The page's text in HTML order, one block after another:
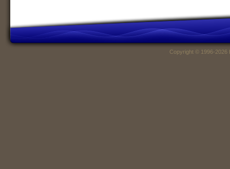
Copyright © 1996-2026